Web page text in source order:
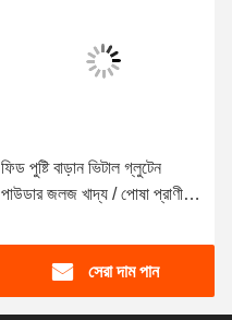
ফিড পুষ্টি বাড়ান ভিটাল গ্লুটেন
পাউডার জলজ খাদ্য / পোষা প্রাণী
সেরা দাম পান